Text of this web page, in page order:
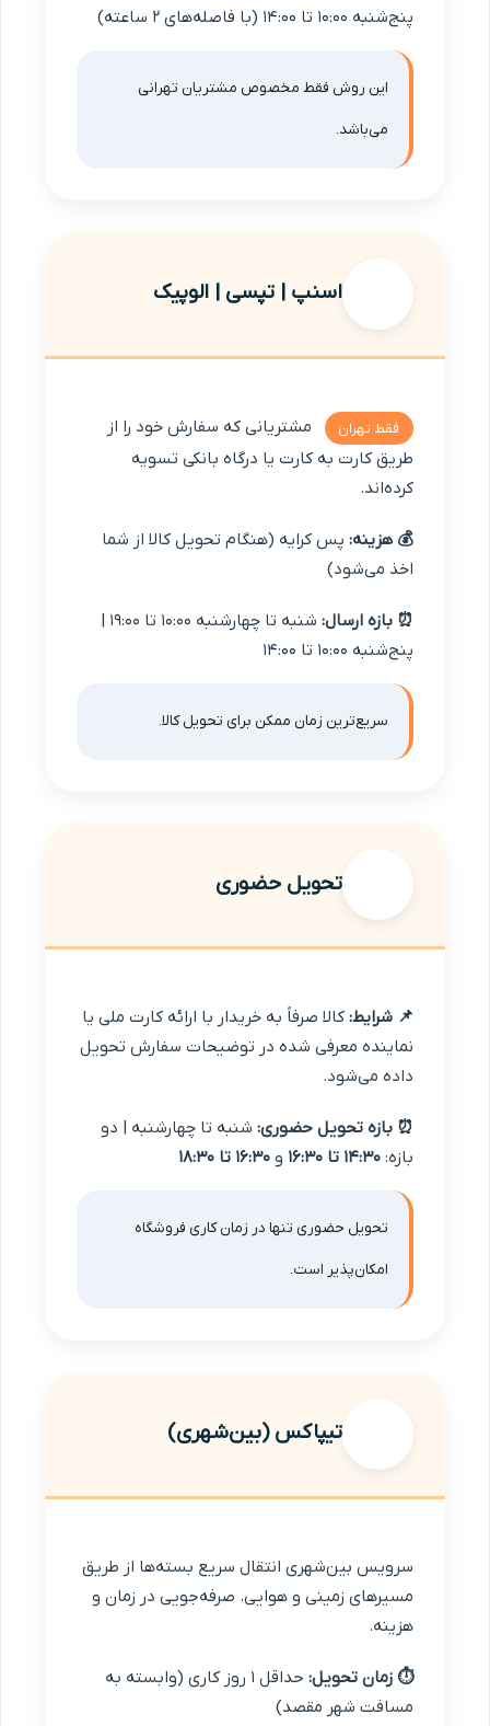
پنج‌شنبه ۱۰:۰۰ تا ۱۴:۰۰ (با فاصله‌های ۲ ساعته)
این روش فقط مخصوص مشتریان تهرانی
می‌باشد.
اسنپ | تپسی | الوپیک
فقط تهران
مشتریانی که سفارش خود را از
طریق کارت به کارت یا درگاه بانکی تسویه
کرده‌اند.
💰 هزینه:پس کرایه (هنگام تحویل کالا از شما
اخذ می‌شود)
⏰ بازه ارسال:
شنبه تا چهارشنبه ۱۰:0۰ تا ۱9:0۰ |
پنج‌شنبه ۱۰:۰۰ تا ۱۴:۰۰
سریع‌ترین زمان ممکن برای تحویل کالا.
تحویل حضوری
📌 شرایط:کالا صرفاً به خریدار با ارائه کارت ملی یا
نماینده معرفی شده در توضیحات سفارش تحویل
داده می‌شود.
⏰ بازه تحویل حضوری:شنبه تا چهارشنبه | دو
بازه: ۱۴:۳۰ تا ۱۶:۳۰ و ۱۶:۳۰ تا ۱۸:۳۰
تحویل حضوری تنها در زمان کاری فروشگاه
امکان‌پذیر است.
تیپاکس (بین‌شهری)
سرویس بین‌شهری انتقال سریع بسته‌ها از طریق
مسیرهای زمینی و هوایی. صرفه‌جویی در زمان و
هزینه.
⏱ زمان تحویل:
حداقل ۱ روز کاری (وابسته به
مسافت شهر مقصد)